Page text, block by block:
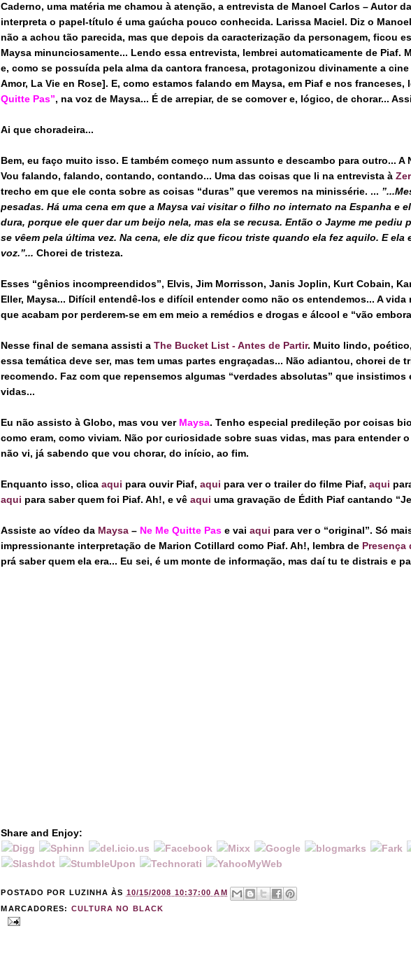
Caderno, uma matéria me chamou à atenção, a entrevista de Manoel Carlos – Autor
interpreta o papel-título é uma gaúcha pouco conhecida. Larissa Maciel. Diz o
não a achou tão parecida, mas que depois da caracterização da personagem, ficou
Maysa minunciosamente... Lendo essa entrevista, lembrei automaticamente de Piaf.
e, como se possuída pela alma da cantora francesa, protagonizou divinamente a
Amor, La Vie en Rose]. E, como estamos falando em Maysa, em Piaf e nos
Quitte Pas”, na voz de Maysa... É de arrepiar, de se comover e, lógico, de chorar...
Ai que choradeira...
Bem, eu faço muito isso. E também começo num assunto e descambo para outro...
Vou falando, falando, contando, contando... Uma das coisas que li na entrevista à
trecho em que ele conta sobre as coisas “duras” que veremos na minissérie. ...
pesadas. Há uma cena em que a Maysa vai visitar o filho no internato na Espanha e
dura, porque ele quer dar um beijo nela, mas ela se recusa. Então o Jayme me
se vêem pela última vez. Na cena, ele diz que ficou triste quando ela fez aquilo. E
voz.”... Chorei de tristeza.
Esses “gênios incompreendidos”, Elvis, Jim Morrisson, Janis Joplin, Kurt Cobain,
Eller, Maysa... Difícil entendê-los e difícil entender como não os entendemos... A vida
que acabam por perderem-se em em meio a remédios e drogas e álcool e “vão
Nesse final de semana assisti aThe Bucket List - Antes de Partir. Muito lindo,
essa temática deve ser, mas tem umas partes engraçadas... Não adiantou, chorei de
recomendo. Faz com que repensemos algumas “verdades absolutas” que insistimos
vidas...
Eu não assisto à Globo, mas vou ver Maysa. Tenho especial predileção por coisas
como eram, como viviam. Não por curiosidade sobre suas vidas, mas para entender
não vi, já sabendo que vou chorar, do início, ao fim.
Enquanto isso, clicaaqui para ouvir Piaf,aqui para ver o trailer do filme Piaf,aqui
aqui para saber quem foi Piaf. Ah!, e vêaqui uma gravação de Édith Piaf cantando
Assiste ao vídeo da Maysa – Ne Me Quitte Pas e vaiaqui para ver o “original”. Só
impressionante interpretação de Marion Cotillard como Piaf. Ah!, lembra de Presença
prá saber quem ela era... Eu sei, é um monte de informação, mas daí tu te distrais e
Share and Enjoy:
POSTADO POR LUZINHA ÀS 10/15/2008 10:37:00 AM
MARCADORES: CULTURA NO BLACK